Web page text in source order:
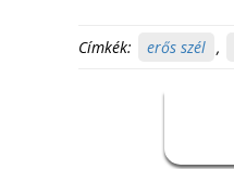
Címkék: erős szél ,